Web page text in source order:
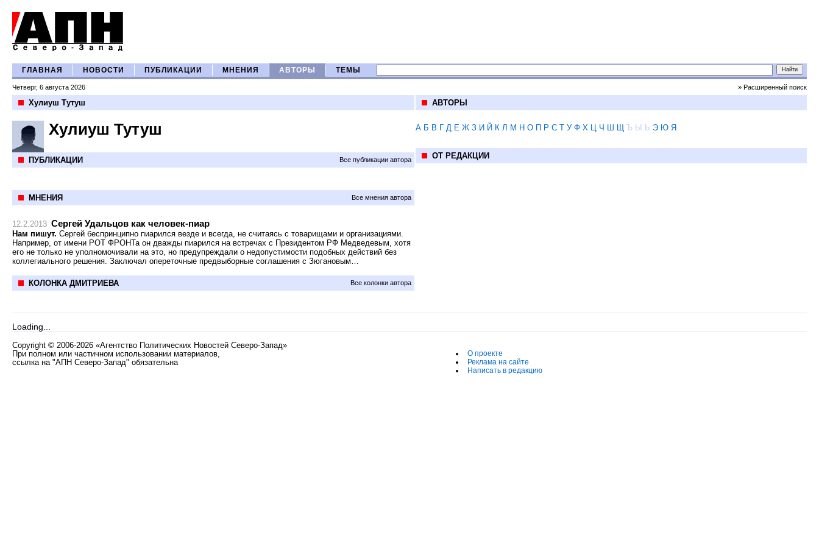
ГЛАВНАЯ НОВОСТИ ПУБЛИКАЦИИ МНЕНИЯ АВТОРЫ ТЕМЫ
Четверг, 6 августа 2026 » Расширенный поиск
Хулиуш Тутуш
Хулиуш Тутуш
ПУБЛИКАЦИИ Все публикации автора
МНЕНИЯ Все мнения автора
12.2.2013 Сергей Удальцов как человек-пиар
Нам пишут. Сергей беспринципно пиарился везде и всегда, не считаясь с товарищами и организациями.
Например, от имени РОТ ФРОНТа он дважды пиарился на встречах с Президентом РФ Медведевым, хотя
его не только не уполномочивали на это, но предупреждали о недопустимости подобных действий без
коллегиального решения. Заключал опереточные предвыборные соглашения с Зюгановым…
КОЛОНКА ДМИТРИЕВА Все колонки автора
АВТОРЫ
А Б В Г Д Е Ж З И Й К Л М Н О П Р С Т У Ф Х Ц Ч Ш Щ Ъ Ы Ь Э Ю Я
ОТ РЕДАКЦИИ
Loading...
Copyright © 2006-2026 «Агентство Политических Новостей Северо-Запад»
При полном или частичном использовании материалов,
ссылка на "АПН Северо-Запад" обязательна
О проекте
Реклама на сайте
Написать в редакцию